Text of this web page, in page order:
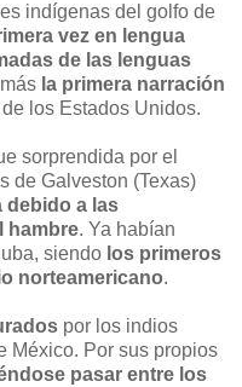
indígenas del golfo de
vez en lengua
de las lenguas
la primera narración
los Estados Unidos.
sorprendida por el
de Galveston (Texas)
debido a las
hambre. Ya habían
siendo los primeros
norteamericano.
por los indios
México. Por sus propios
pasar entre los